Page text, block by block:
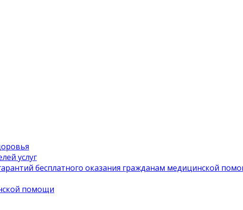
услуг
бесплатного оказания гражданам медицинской
помощи